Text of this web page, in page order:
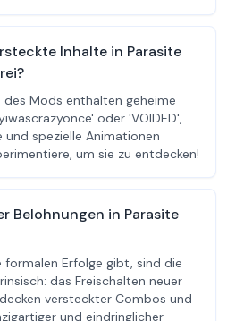
Inhalte in Parasite
des Mods enthalten geheime
oder 'VOIDED',
und spezielle Animationen
um sie zu entdecken!
Belohnungen in Parasite
formalen Erfolge gibt, sind die
das Freischalten neuer
versteckter Combos und
und eindringlicher